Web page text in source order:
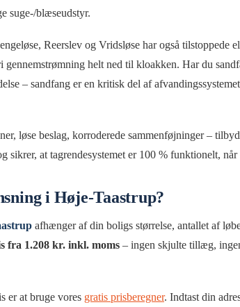
suge-/blæseudstyr.
Reerslev og Vridsløse har også tilstoppede
gennemstrømning helt ned til kloakken. Har du
– sandfang er en kritisk del af
løse beslag, korroderede sammenføjninger –
sikrer, at tagrendesystemet er 100 % funktionelt,
i Høje-Taastrup?
afhænger af din boligs størrelse, antallet af
fra 1.208 kr. inkl. moms – ingen skjulte tillæg,
er at bruge vores gratis prisberegner. Indtast din